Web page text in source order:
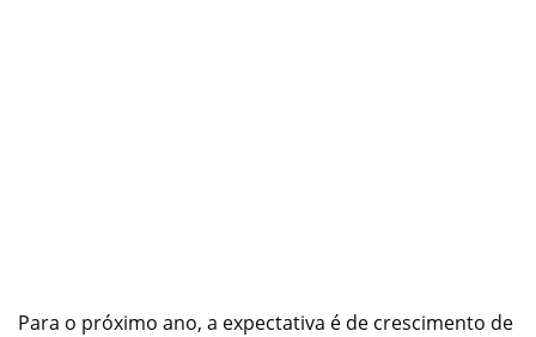
Para o próximo ano, a expectativa é de crescimento de